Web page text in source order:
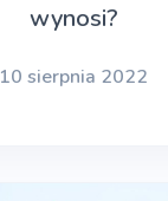
wynosi?
10 sierpnia 2022